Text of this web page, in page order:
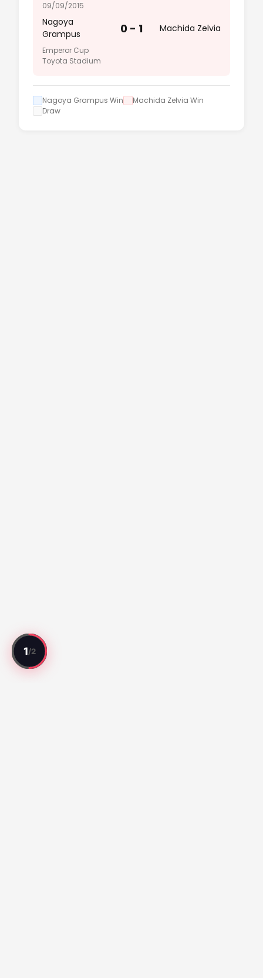
09/09/2015
Nagoya
Grampus
0 - 1 Machida Zelvia
Emperor Cup
Toyota Stadium
Nagoya Grampus Win
Machida Zelvia Win
Draw